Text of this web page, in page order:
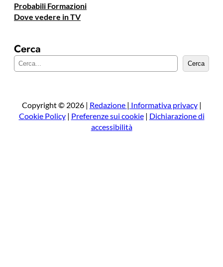
Probabili Formazioni
Dove vedere in TV
Cerca
e
a
Cerca
Copyright © 2026 | Redazione | Informativa privacy|
Cookie Policy| Preferenze sui cookie| Dichiarazione di
accessibilità